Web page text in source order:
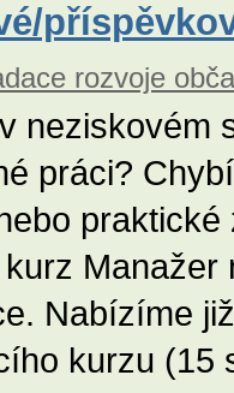
rozvoje
neziskovém
práci?
Nabízíme
kurzu (15